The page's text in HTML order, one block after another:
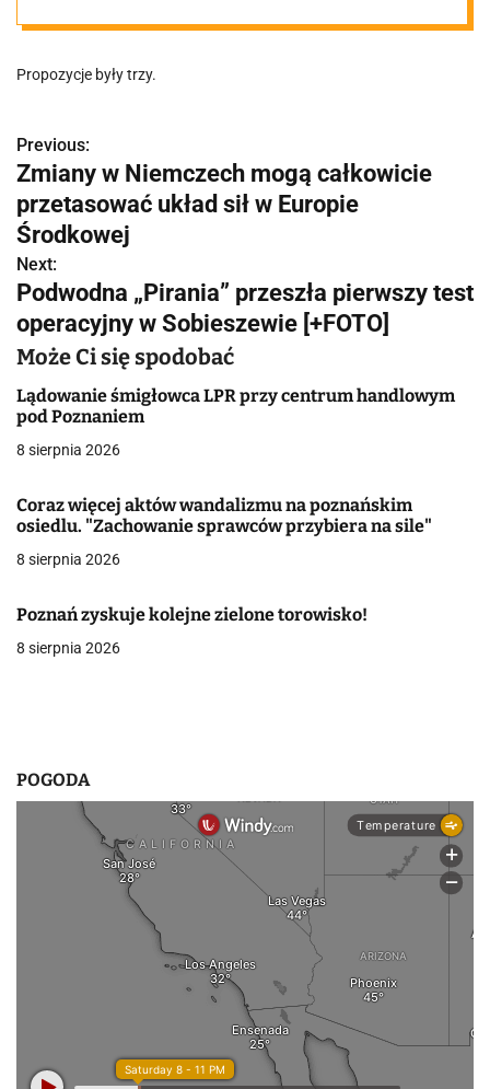
mieście. Tak ma
wyglądać
Propozycje były trzy.
N
a
w
i
g
a
c
j
w
p
i
s
Previous:
Zmiany w Niemczech mogą całkowicie
przetasować układ sił w Europie
Środkowej
Next:
Podwodna „Pirania” przeszła pierwszy test
operacyjny w Sobieszewie [+FOTO]
Może Ci się spodobać
Lądowanie śmigłowca LPR przy centrum handlowym
pod Poznaniem
8 sierpnia 2026
Coraz więcej aktów wandalizmu na poznańskim
osiedlu. "Zachowanie sprawców przybiera na sile"
8 sierpnia 2026
Poznań zyskuje kolejne zielone torowisko!
8 sierpnia 2026
POGODA